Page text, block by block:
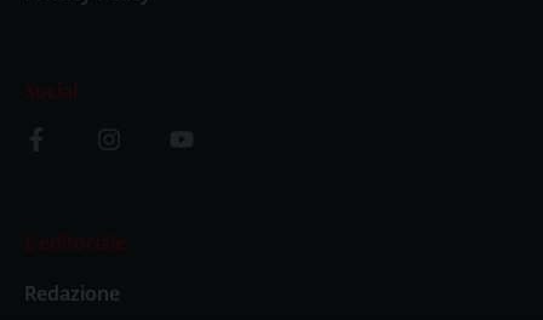
Social
L’editoriale
Redazione